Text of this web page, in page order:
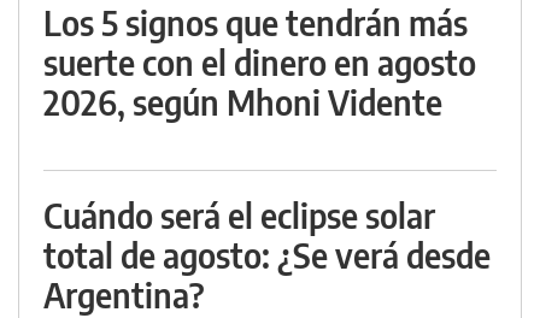
Los 5 signos que tendrán más
suerte con el dinero en agosto
2026, según Mhoni Vidente
Cuándo será el eclipse solar
total de agosto: ¿Se verá desde
Argentina?